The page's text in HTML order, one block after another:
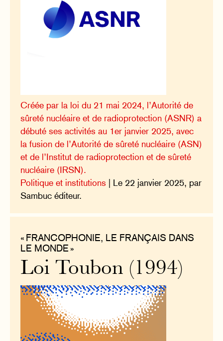
Créée par la loi du 21 mai 2024, l’Autorité de
sûreté nucléaire et de radioprotection (ASNR) a
débuté ses activités au 1er janvier 2025, avec
la fusion de l’Autorité de sûreté nucléaire (ASN)
et de l’Institut de radioprotection et de sûreté
nucléaire (IRSN).
Politique et institutions | Le 22 janvier 2025, par
Sambuc éditeur.
« FRANCOPHONIE, LE FRANÇAIS DANS
LE MONDE »
Loi Toubon (1994)